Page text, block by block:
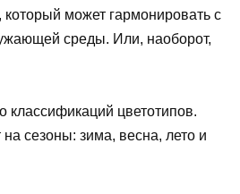
может гармонировать с
среды. Или, наоборот,
классификаций цветотипов.
сезоны: зима, весна, лето и